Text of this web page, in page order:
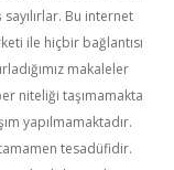
Bu internet
ile hiçbir bağlantısı
makaleler
niteliği taşımamakta
yapılmamaktadır.
tesadüfidir.